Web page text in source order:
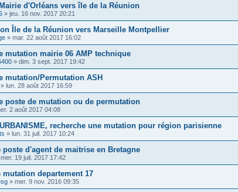
d'Orléans vers île de la Réunion
» jeu. 16 nov. 2017 20:21
Île de la Réunion vers Marseille Montpellier
» mar. 22 août 2017 16:02
mutation mairie 06 AMP technique
» dim. 3 sept. 2017 19:42
mutation/Permutation ASH
» lun. 28 août 2017 16:59
poste de mutation ou de permutation
2 août 2017 04:08
recherche une mutation pour région parisienne
» lun. 31 juil. 2017 10:24
poste d'agent de maitrise en Bretagne
mer. 19 juil. 2017 17:42
mutation departement 17
» mer. 9 nov. 2016 09:35